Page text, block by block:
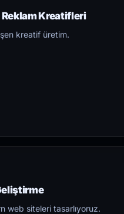
Reklam Kreatifleri
kreatif üretim.
web siteleri tasarlıyoruz.